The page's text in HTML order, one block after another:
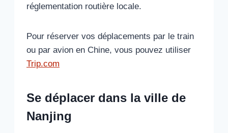
réglementation routière locale.
Pour réserver vos déplacements par le train
ou par avion en Chine, vous pouvez utiliser
Trip.com
Se déplacer dans la ville de
Nanjing